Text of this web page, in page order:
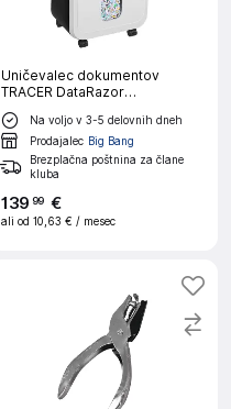
Uničevalec dokumentov
TRACER DataRazor
(TRANIS47633)
Na voljo v 3-5 delovnih dneh
Prodajalec Big Bang
Brezplačna poštnina za člane
kluba
139 99 €
ali od 10,63 € / mesec